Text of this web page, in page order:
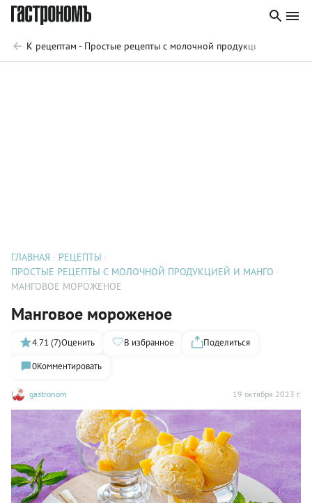
К рецептам - Простые рецепты с молочной продукцией и манго
ГЛАВНАЯ
РЕЦЕПТЫ
ПРОСТЫЕ РЕЦЕПТЫ С МОЛОЧНОЙ ПРОДУКЦИЕЙ И МАНГО
МАНГОВОЕ МОРОЖЕНОЕ
Манговое мороженое
gastronom 19 октября 2023 г.
4.71 (7)Оценить В избранное
Поделиться
0Комментировать